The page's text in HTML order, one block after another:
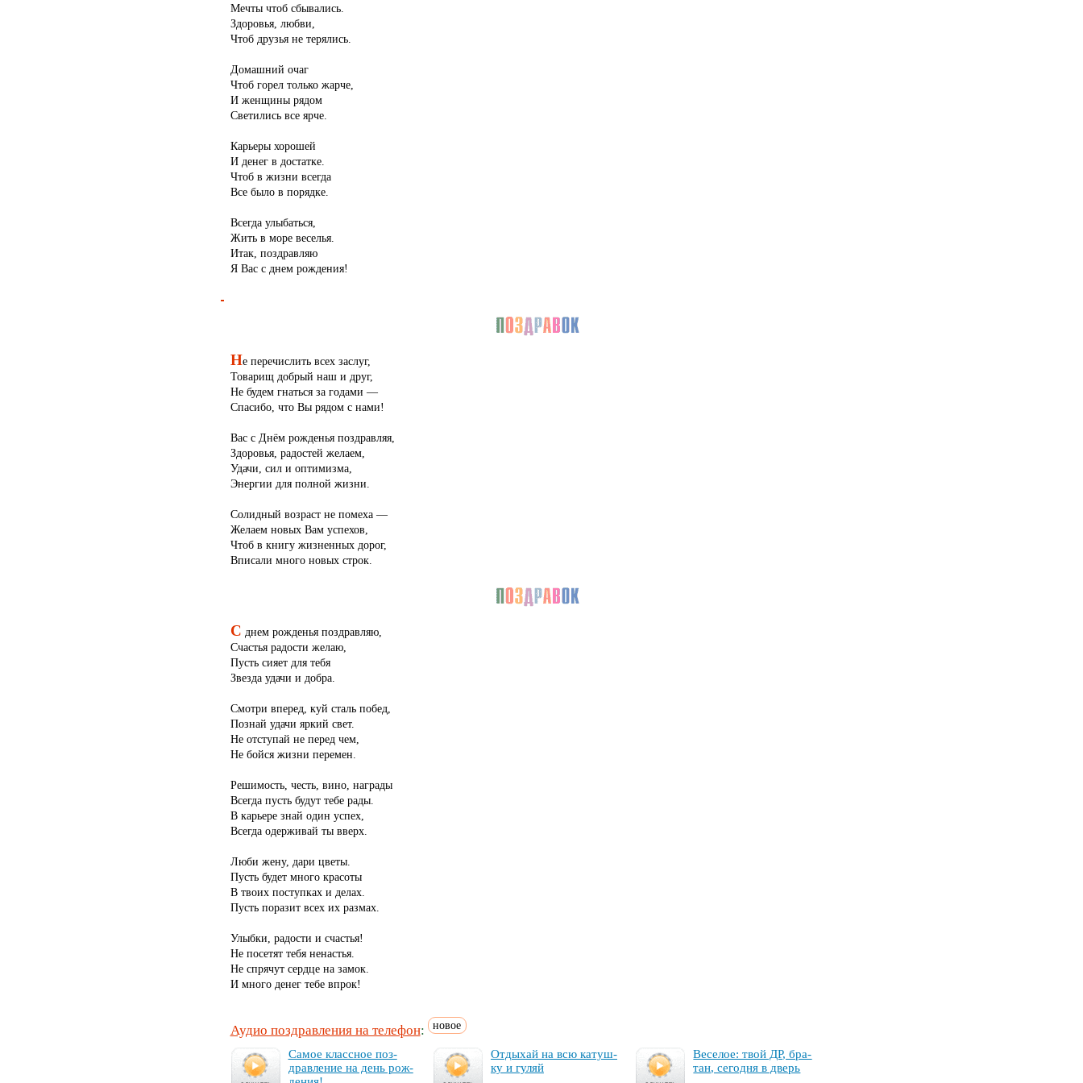
Мечты чтоб сбывались.
Здоровья, любви,
Чтоб друзья не терялись.
Домашний очаг
Чтоб горел только жарче,
И женщины рядом
Светились все ярче.
Карьеры хорошей
И денег в достатке.
Чтоб в жизни всегда
Все было в порядке.
Всегда улыбаться,
Жить в море веселья.
Итак, поздравляю
Я Вас с днем рождения!
Не перечислить всех заслуг,
Товарищ добрый наш и друг,
Не будем гнаться за годами —
Спасибо, что Вы рядом с нами!
Вас с Днём рожденья поздравляя,
Здоровья, радостей желаем,
Удачи, сил и оптимизма,
Энергии для полной жизни.
Солидный возраст не помеха —
Желаем новых Вам успехов,
Чтоб в книгу жизненных дорог,
Вписали много новых строк.
С днем рожденья поздравляю,
Счастья радости желаю,
Пусть сияет для тебя
Звезда удачи и добра.
Смотри вперед, куй сталь побед,
Познай удачи яркий свет.
Не отступай не перед чем,
Не бойся жизни перемен.
Решимость, честь, вино, награды
Всегда пусть будут тебе рады.
В карьере знай один успех,
Всегда одерживай ты вверх.
Люби жену, дари цветы.
Пусть будет много красоты
В твоих поступках и делах.
Пусть поразит всех их размах.
Улыбки, радости и счастья!
Не посетят тебя ненастья.
Не спрячут сердце на замок.
И много денег тебе впрок!
Аудио поздравления на телефон: новое
Са­мое клас­сное поз­
драв­ле­ние на день рож­
От­ды­хай на всю ка­туш­
ку и гу­ляй
Ве­се­лое: твой ДР, бра­
тан, се­год­ня в дверь